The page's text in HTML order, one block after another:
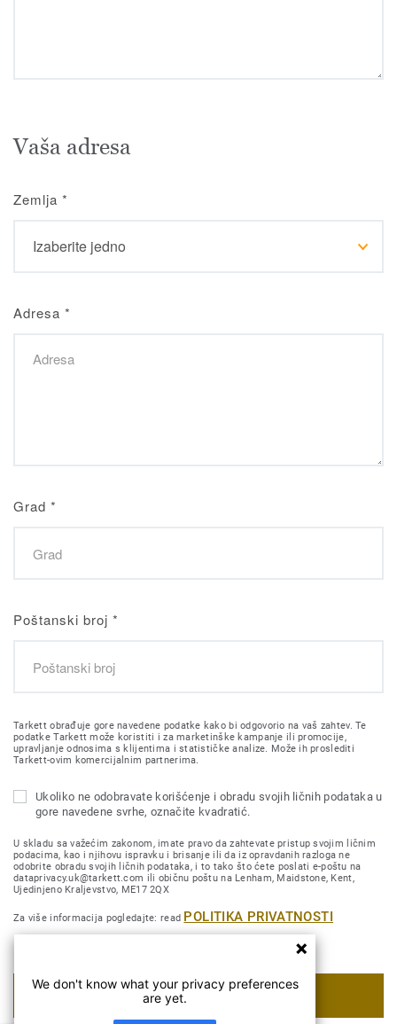
Vaša adresa
Zemlja *
Adresa *
Grad *
Poštanski broj *
Tarkett obrađuje gore navedene podatke kako bi odgovorio na vaš zahtev. Te
podatke Tarkett može koristiti i za marketinške kampanje ili promocije,
upravljanje odnosima s klijentima i statističke analize. Može ih proslediti
Tarkett-ovim komercijalnim partnerima.
Ukoliko ne odobravate korišćenje i obradu svojih ličnih podataka u
gore navedene svrhe, označite kvadratić.
U skladu sa važećim zakonom, imate pravo da zahtevate pristup svojim ličnim
podacima, kao i njihovu ispravku i brisanje ili da iz opravdanih razloga ne
odobrite obradu svojih ličnih podataka, i to tako što ćete poslati e-poštu na
dataprivacy.uk@tarkett.com ili običnu poštu na Lenham, Maidstone, Kent,
Ujedinjeno Kraljevstvo, ME17 2QX
Za više informacija pogledajte: read POLITIKA PRIVATNOSTI
POŠALJI MOJ ZAHTEV
We don't know what your privacy preferences
are yet.